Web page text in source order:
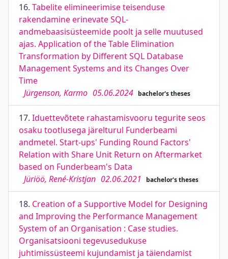
16. Tabelite elimineerimise teisenduse
rakendamine erinevate SQL-
andmebaasisüsteemide poolt ja selle muutused
ajas. Application of the Table Elimination
Transformation by Different SQL Database
Management Systems and its Changes Over
Time
Jürgenson, Karmo 05.06.2024 bachelor's theses
17. Iduettevõtete rahastamisvooru tegurite seos
osaku tootlusega järelturul Funderbeami
andmetel. Start-ups' Funding Round Factors'
Relation with Share Unit Return on Aftermarket
based on Funderbeam's Data
Jüriöö, René-Kristjan 02.06.2021 bachelor's theses
18. Creation of a Supportive Model for Designing
and Improving the Performance Management
System of an Organisation : Case studies.
Organisatsiooni tegevusedukuse
juhtimissüsteemi kujundamist ja täiendamist